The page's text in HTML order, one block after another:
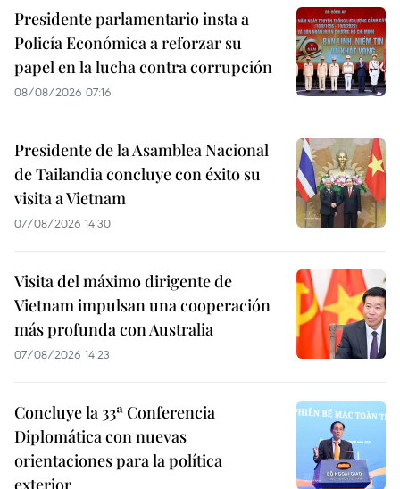
Presidente parlamentario insta a
Policía Económica a reforzar su
papel en la lucha contra corrupción
08/08/2026 07:16
Presidente de la Asamblea Nacional
de Tailandia concluye con éxito su
visita a Vietnam
07/08/2026 14:30
Visita del máximo dirigente de
Vietnam impulsan una cooperación
más profunda con Australia
07/08/2026 14:23
Concluye la 33ª Conferencia
Diplomática con nuevas
orientaciones para la política
exterior